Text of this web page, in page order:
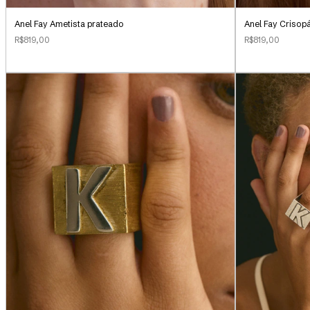
Anel Fay Ametista prateado
R$819,00
Anel Fay
R$819,00